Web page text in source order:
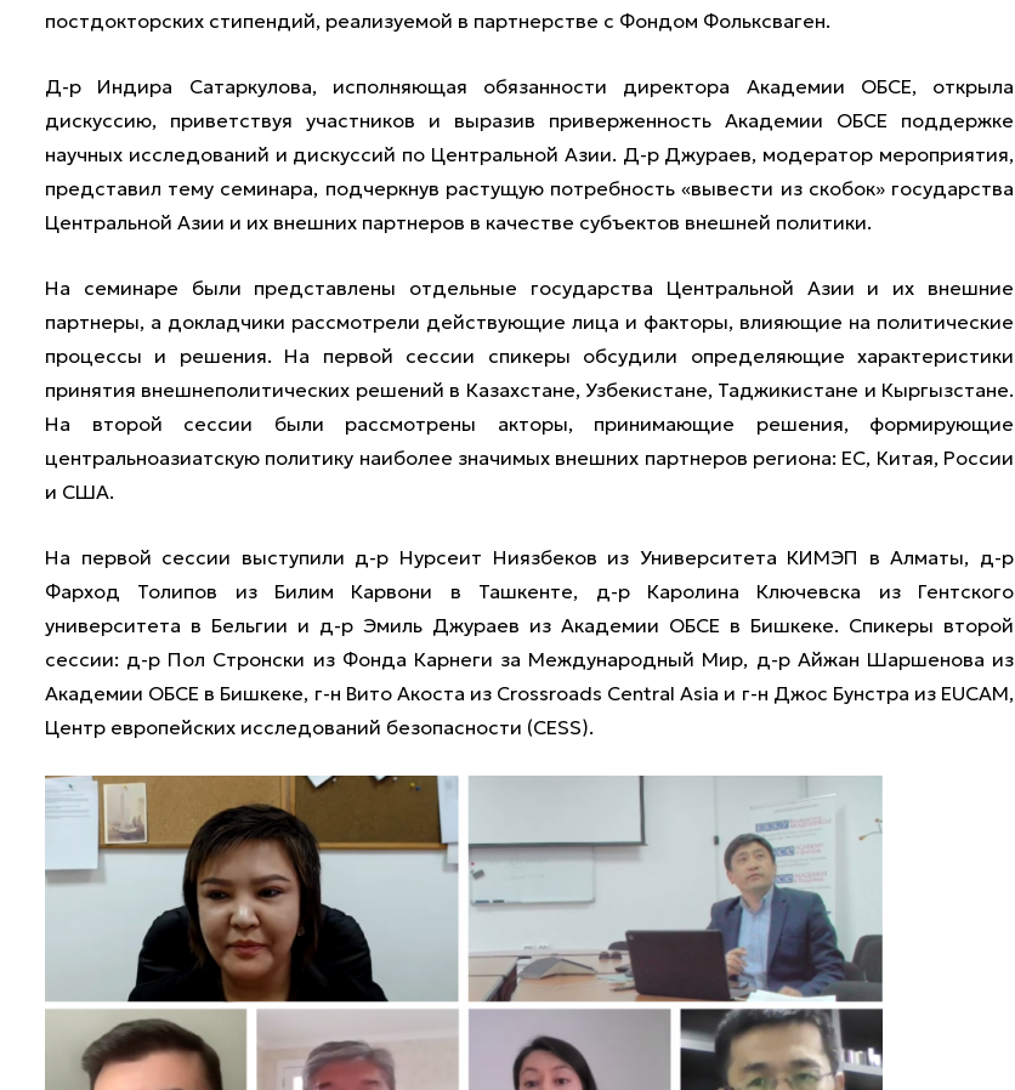
постдокторских стипендий, реализуемой в партнерстве с Фондом Фольксваген.
Д-р Индира Сатаркулова, исполняющая обязанности директора Академии ОБСЕ, открыла
дискуссию, приветствуя участников и выразив приверженность Академии ОБСЕ поддержке
научных исследований и дискуссий по Центральной Азии. Д-р Джураев, модератор мероприятия,
представил тему семинара, подчеркнув растущую потребность «вывести из скобок» государства
Центральной Азии и их внешних партнеров в качестве субъектов внешней политики.
На семинаре были представлены отдельные государства Центральной Азии и их внешние
партнеры, а докладчики рассмотрели действующие лица и факторы, влияющие на политические
процессы и решения. На первой сессии спикеры обсудили определяющие характеристики
принятия внешнеполитических решений в Казахстане, Узбекистане, Таджикистане и Кыргызстане.
На второй сессии были рассмотрены акторы, принимающие решения, формирующие
центральноазиатскую политику наиболее значимых внешних партнеров региона: ЕС, Китая, России
и США.
На первой сессии выступили д-р Нурсеит Ниязбеков из Университета КИМЭП в Алматы, д-р
Фарход Толипов из Билим Карвони в Ташкенте, д-р Каролина Ключевска из Гентского
университета в Бельгии и д-р Эмиль Джураев из Академии ОБСЕ в Бишкеке. Спикеры второй
сессии: д-р Пол Стронски из Фонда Карнеги за Международный Мир, д-р Айжан Шаршенова из
Академии ОБСЕ в Бишкеке, г-н Вито Акоста из Crossroads Central Asia и г-н Джос Бунстра из EUCAM,
Центр европейских исследований безопасности (CESS).